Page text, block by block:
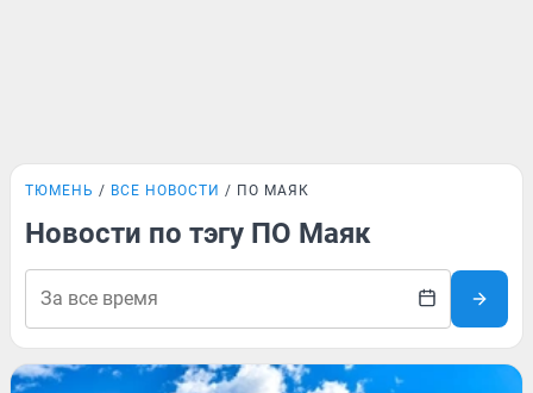
ТЮМЕНЬ ВСЕ НОВОСТИ ПО МАЯК
Новости по тэгу ПО Маяк